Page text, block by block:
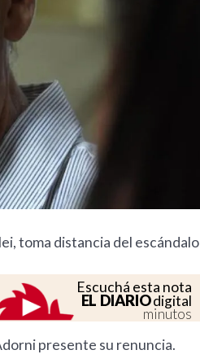
toma distancia del escándalo
Escuchá esta nota
EL DIARIOdigital
minutos
presente su renuncia.